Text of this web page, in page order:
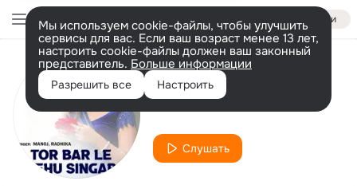
Войти
Мы используем cookie-файлы, чтобы улучшить
сервисы для вас. Если ваш возраст менее 13 лет,
настроить cookie-файлы должен ваш законный
представитель. Больше информации
Разрешить все Настроить
Исполнитель
Radhika M
Слушать